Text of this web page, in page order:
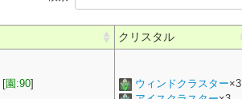
クリスタル
[園:90]
ウィンドクラスター×3